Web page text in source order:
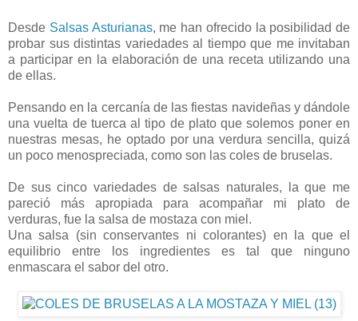
Desde Salsas Asturianas, me han ofrecido la posibilidad de
probar sus distintas variedades al tiempo que me invitaban
a participar en la elaboración de una receta utilizando una
de ellas.
Pensando en la cercanía de las fiestas navideñas y dándole
una vuelta de tuerca al tipo de plato que solemos poner en
nuestras mesas, he optado por una verdura sencilla, quizá
un poco menospreciada, como son las coles de bruselas.
De sus cinco variedades de salsas naturales, la que me
pareció más apropiada para acompañar mi plato de
verduras, fue la salsa de mostaza con miel.
Una salsa (sin conservantes ni colorantes) en la que el
equilibrio entre los ingredientes es tal que ninguno
enmascara el sabor del otro.